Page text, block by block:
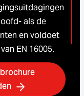
als de
en voldoet
EN 16005.